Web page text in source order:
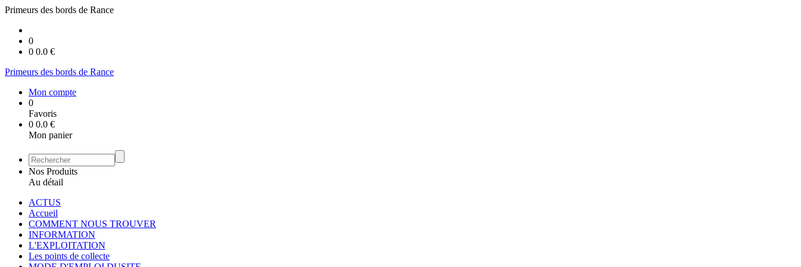
Primeurs des bords de Rance
0
0 0.0 €
Primeurs des bords de Rance
Mon compte
0
Favoris
0 0.0 €
Mon panier
Nos Produits
Au détail
ACTUS
Accueil
COMMENT NOUS TROUVER
INFORMATION
L'EXPLOITATION
Les points de collecte